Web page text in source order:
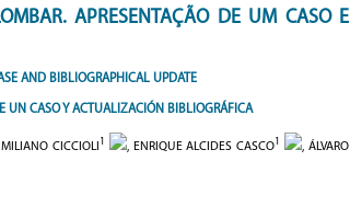
APRESENTAÇÃO DE UM CASO E
AND BIBLIOGRAPHICAL UPDATE
UN CASO Y ACTUALIZACIÓN BIBLIOGRÁFICA
CICCIOLI 1 , ENRIQUE ALCIDES CASCO1
, ÁLVARO